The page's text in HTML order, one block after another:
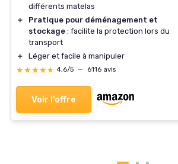
différents matelas
＋
Pratique pour déménagement et
stockage : facilite la protection lors du
transport
＋
Léger et facile à manipuler
★★★★★
★★★★★ 4,6/5 — 6116 avis
Voir l'offre